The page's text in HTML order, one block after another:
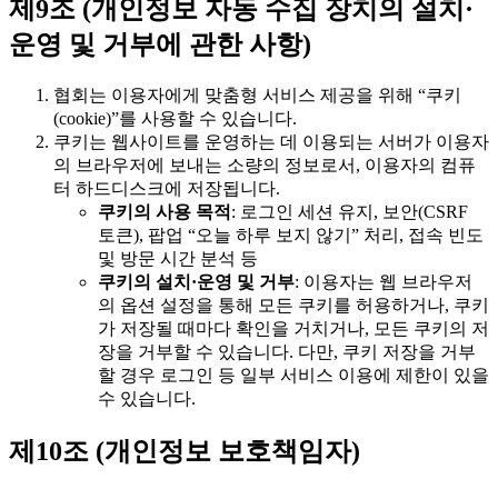
제9조 (개인정보 자동 수집 장치의 설치·
운영 및 거부에 관한 사항)
협회는 이용자에게 맞춤형 서비스 제공을 위해 “쿠키
(cookie)”를 사용할 수 있습니다.
쿠키는 웹사이트를 운영하는 데 이용되는 서버가 이용자
의 브라우저에 보내는 소량의 정보로서, 이용자의 컴퓨
터 하드디스크에 저장됩니다.
쿠키의 사용 목적 : 로그인 세션 유지, 보안(CSRF
토큰), 팝업 “오늘 하루 보지 않기” 처리, 접속 빈도
및 방문 시간 분석 등
쿠키의 설치·운영 및 거부: 이용자는 웹 브라우저
의 옵션 설정을 통해 모든 쿠키를 허용하거나, 쿠키
가 저장될 때마다 확인을 거치거나, 모든 쿠키의 저
장을 거부할 수 있습니다. 다만, 쿠키 저장을 거부
할 경우 로그인 등 일부 서비스 이용에 제한이 있을
수 있습니다.
제10조 (개인정보 보호책임자)